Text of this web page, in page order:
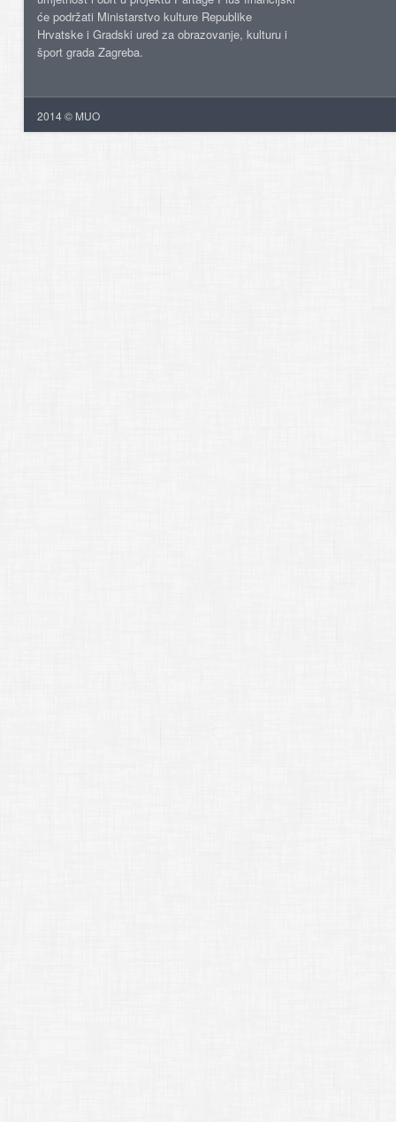
će podržati Ministarstvo kulture Republike
Hrvatske i Gradski ured za obrazovanje, kulturu i
šport grada Zagreba.
2014 © MUO